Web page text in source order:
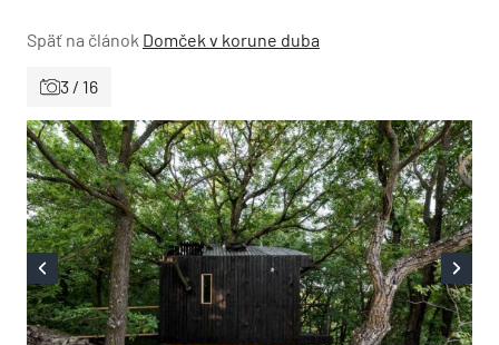
Späť na článok Domček v korune duba
3 / 16